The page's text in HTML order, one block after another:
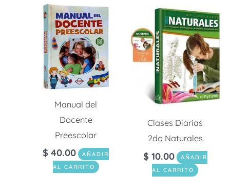
Manual del
Docente
Preescolar
$ 40.00
AÑADIR
AL CARRITO
Clases Diarias
2do Naturales
$ 10.00
AÑADIR
AL CARRITO